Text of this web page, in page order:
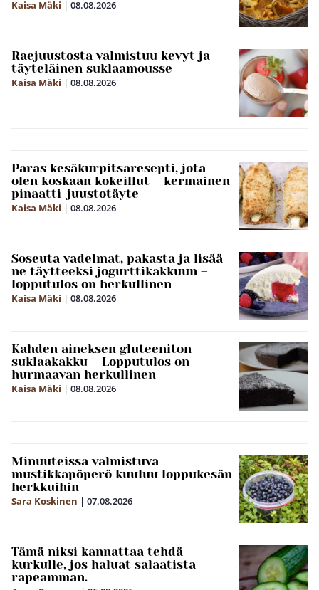
Kaisa Mäki | 08.08.2026
Raejuustosta valmistuu kevyt ja
täyteläinen suklaamousse
Kaisa Mäki | 08.08.2026
Paras kesäkurpitsaresepti, jota
olen koskaan kokeillut – kermainen
pinaatti-juustotäyte
Kaisa Mäki | 08.08.2026
Soseuta vadelmat, pakasta ja lisää
ne täytteeksi jogurttikakkuun –
lopputulos on herkullinen
Kaisa Mäki | 08.08.2026
Kahden aineksen gluteeniton
suklaakakku – Lopputulos on
hurmaavan herkullinen
Kaisa Mäki | 08.08.2026
Minuuteissa valmistuva
mustikkapöperö kuuluu loppukesän
herkkuihin
Sara Koskinen | 07.08.2026
Tämä niksi kannattaa tehdä
kurkulle, jos haluat salaatista
rapeamman.